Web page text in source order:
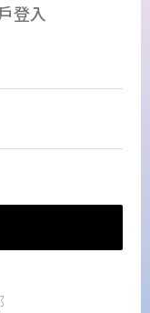
登入